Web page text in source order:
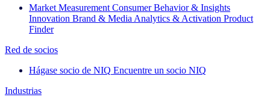
Market Measurement Consumer Behavior & Insights
Innovation Brand & MediaAnalytics & Activation Product
Finder
Red de socios
Hágase socio de NIQ Encuentre un socio NIQ
Industrias